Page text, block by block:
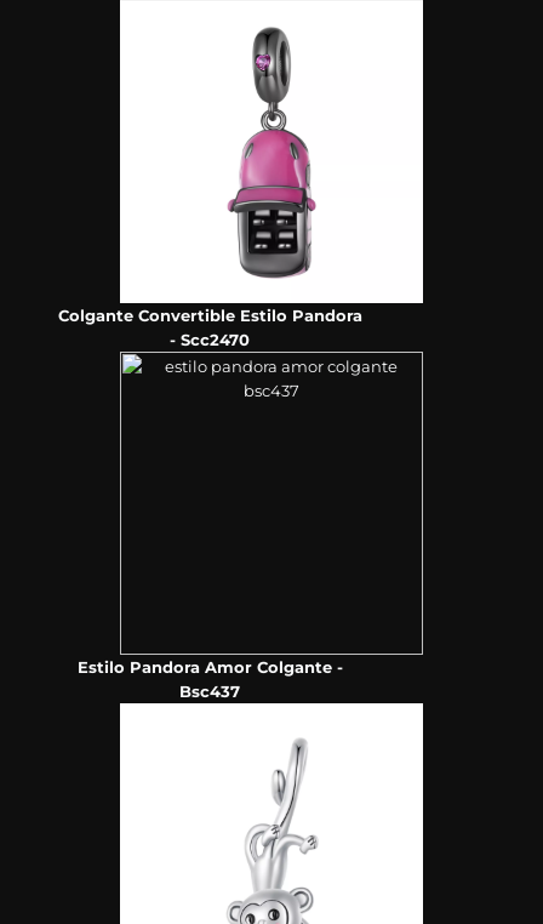
Colgante Convertible Estilo Pandora
- Scc2470
Estilo Pandora Amor Colgante -
Bsc437